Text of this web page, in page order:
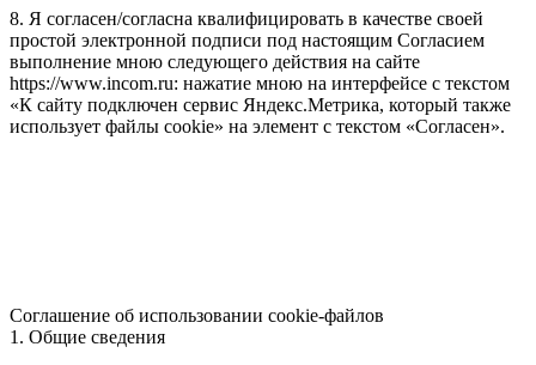
8. Я согласен/согласна квалифицировать в качестве своей
простой электронной подписи под настоящим Согласием
выполнение мною следующего действия на сайте
https://www.incom.ru: нажатие мною на интерфейсе с текстом
«К сайту подключен сервис Яндекс.Метрика, который также
использует файлы cookie» на элемент с текстом «Согласен».
Соглашение об использовании cookie-файлов
1. Общие сведения